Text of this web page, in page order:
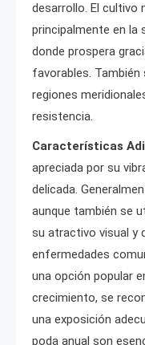
desarrollo. El cultivo
principalmente en la
donde prospera
favorables.
regiones
resistencia.
Características
apreciada por su
delicada.
aunque también se
su atractivo visual y
enfermedades
una opción popular
crecimiento, se
una exposición
poda anual son